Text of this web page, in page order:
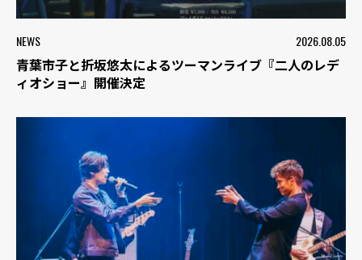
NEWS 2026.08.05
青葉市子と折坂悠太によるツーマンライブ『二人のレデ
ィオショー』開催決定